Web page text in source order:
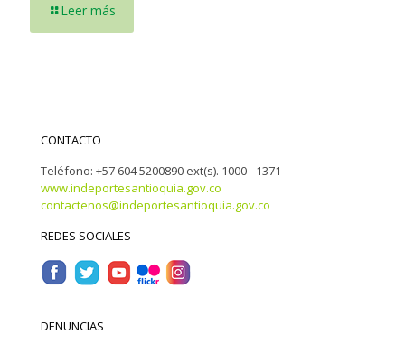
Leer más
CONTACTO
Teléfono: +57 604 5200890 ext(s). 1000 - 1371
www.indeportesantioquia.gov.co
contactenos@indeportesantioquia.gov.co
REDES SOCIALES
DENUNCIAS